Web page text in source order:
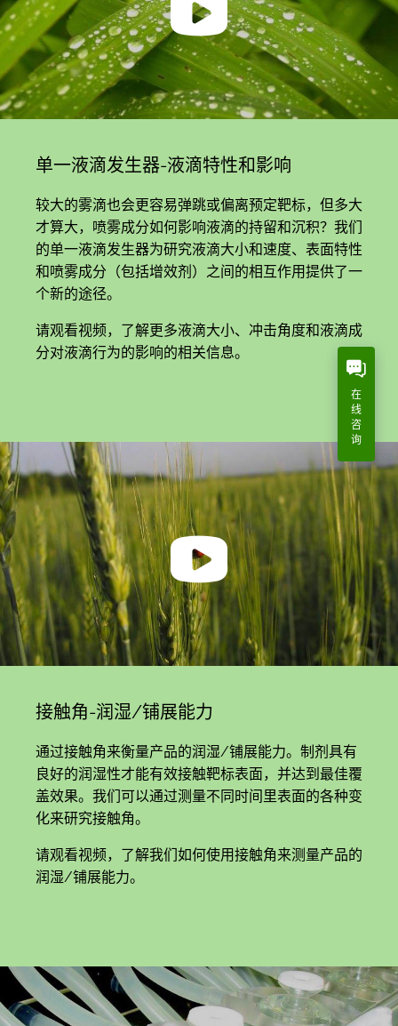
单一液滴发生器-液滴特性和影响
较大的雾滴也会更容易弹跳或偏离预定靶标，但多大
才算大，喷雾成分如何影响液滴的持留和沉积？我们
的单一液滴发生器为研究液滴大小和速度、表面特性
和喷雾成分（包括增效剂）之间的相互作用提供了一
个新的途径。
请观看视频，了解更多液滴大小、冲击角度和液滴成
分对液滴行为的影响的相关信息。
接触角-润湿/铺展能力
通过接触角来衡量产品的润湿/铺展能力。制剂具有
良好的润湿性才能有效接触靶标表面，并达到最佳覆
盖效果。我们可以通过测量不同时间里表面的各种变
化来研究接触角。
请观看视频，了解我们如何使用接触角来测量产品的
润湿/铺展能力。
在
线
咨
询